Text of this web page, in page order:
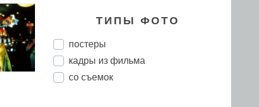
ТИПЫ ФОТО
постеры
кадры из фильма
со съемок